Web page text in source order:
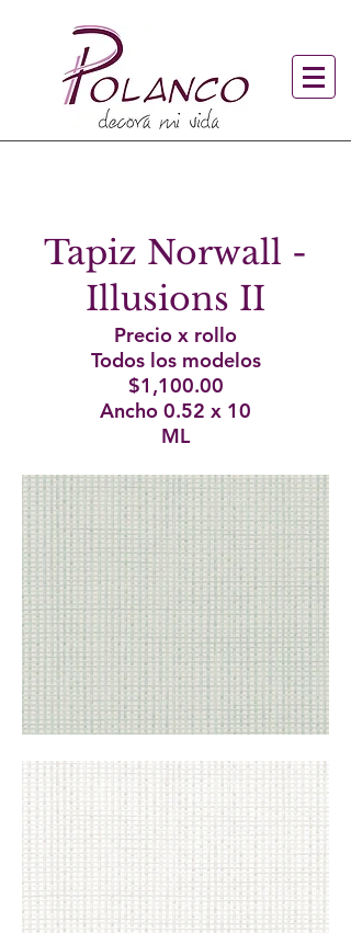
Tapiz Norwall -
Illusions II
Precio x rollo
Todos los modelos
$1,100.00
Ancho 0.52 x 10
ML